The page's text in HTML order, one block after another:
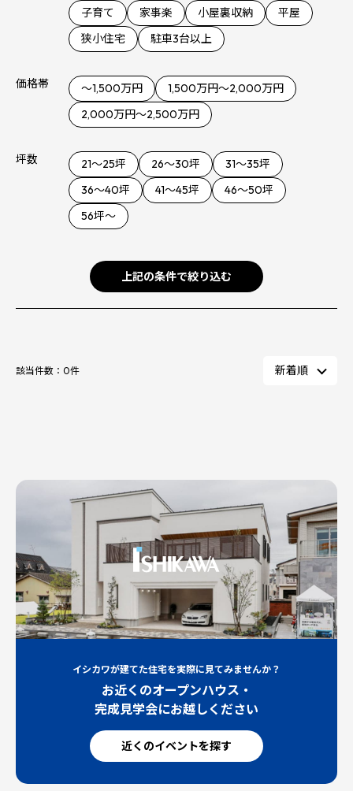
子育て
家事楽 小屋裏収納
平屋
狭小住宅
駐車3台以上
価格帯 ～1,500万円
1,500万円～2,000万円
2,000万円～2,500万円
坪数 21～25坪 26～30坪
31～35坪
36〜40坪
41〜45坪
46〜50坪
56坪〜
上記の条件で絞り込む
該当件数： 0件
イシカワが建てた住宅を実際に見てみませんか？
お近くのオープンハウス・
完成見学会にお越しください
近くのイベントを探す